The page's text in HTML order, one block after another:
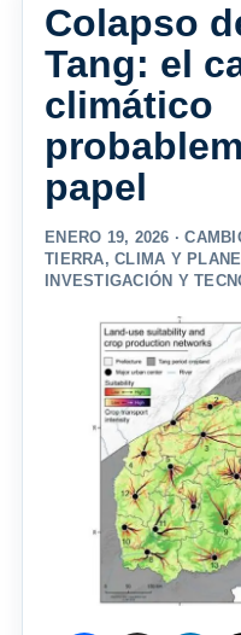
Colapso
Tang: el
climático
papel
ENERO 19, 2026 ·
TIERRA,CLIMA Y
INVESTIGACIÓN Y